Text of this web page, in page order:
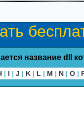
название dll
| I | J | K | L | M | N | O |